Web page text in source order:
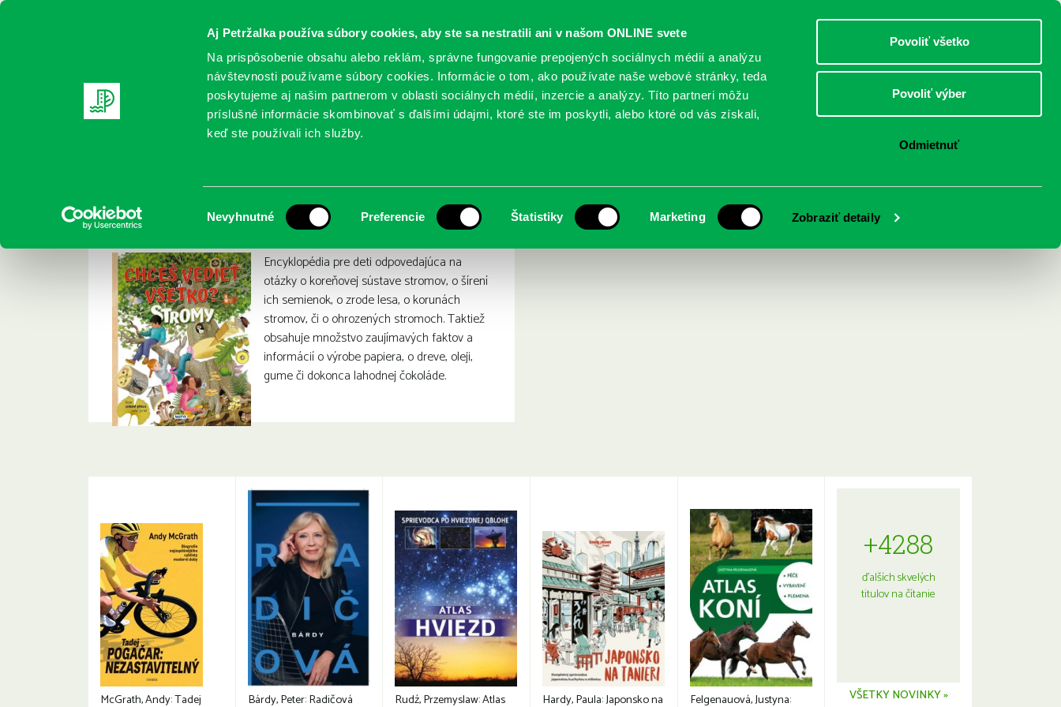
Aj Petržalka používa súbory cookies, aby ste sa nestratili ani v našom ONLINE svete
Na prispôsobenie obsahu alebo reklám, správne fungovanie prepojených sociálnych médií a analýzu
návštevnosti používame súbory cookies. Informácie o tom, ako používate naše webové stránky, teda
poskytujeme aj našim partnerom v oblasti sociálnych médií, inzercie a analýzy. Títo partneri môžu
príslušné informácie skombinovať s ďalšími údajmi, ktoré ste im poskytli, alebo ktoré od vás získali,
keď ste používali ich služby.
súhlasu
Nevyhnutné Preferencie Štatistiky Marketing Zobraziť detaily
Povoliť všetko
Povoliť výber
Odmietnuť
DOSPELÍ
REGISTRUJTE SA ONLINE KATALÓGY SLUŽBY PODUJATIA POBOČKY O KNIŽNICI
Chceš vedieť všetko? : Stromy
Encyklopédia pre deti odpovedajúca na
otázky o koreňovej sústave stromov, o šírení
ich semienok, o zrode lesa, o korunách
stromov, či o ohrozených stromoch. Taktiež
obsahuje množstvo zaujímavých faktov a
informácií o výrobe papiera, o dreve, oleji,
gume či dokonca lahodnej čokoláde.
McGrath, Andy: Tadej Bárdy, Peter: Radičová Rudź, Przemyslaw: Atlas Hardy, Paula: Japonsko na Felgenauová, Justyna:
+4288
ďalších skvelých
titulov na čítanie
VŠETKY NOVINKY »